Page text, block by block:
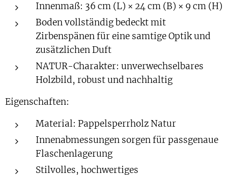
Innenmaß: 36 cm (L) × 24 cm (B) × 9 cm (H)
Boden vollständig bedeckt mit
Zirbenspänen für eine samtige Optik und
zusätzlichen Duft
NATUR-Charakter: unverwechselbares
Holzbild, robust und nachhaltig
Eigenschaften:
Material: Pappelsperrholz Natur
Innenabmessungen sorgen für passgenaue
Flaschenlagerung
Stilvolles, hochwertiges